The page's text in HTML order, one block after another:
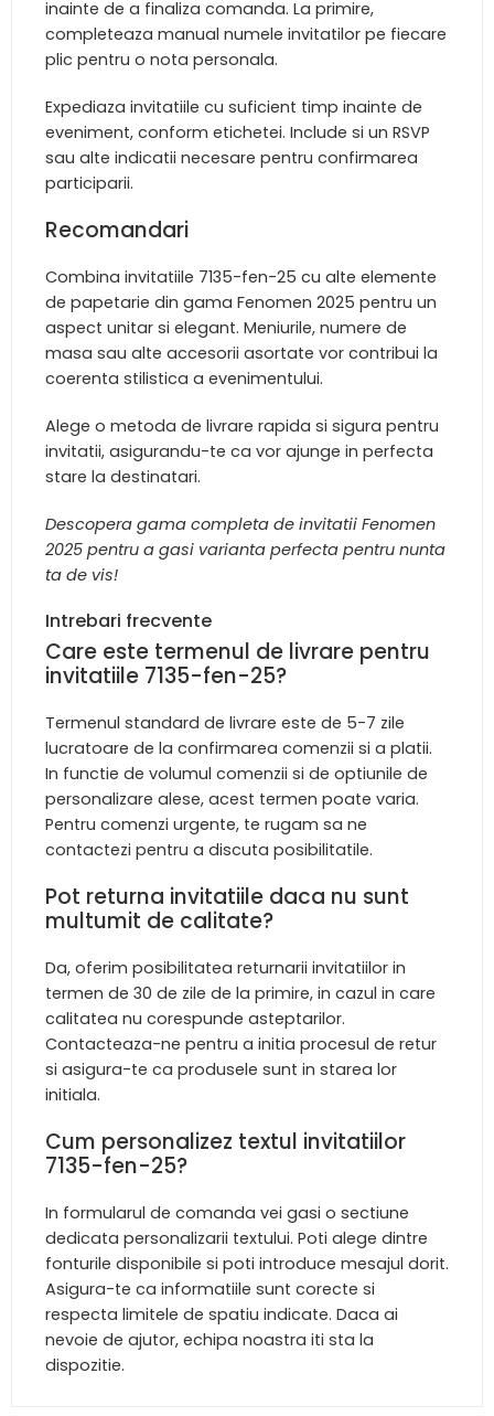
inainte de a finaliza comanda. La primire,
completeaza manual numele invitatilor pe fiecare
plic pentru o nota personala.
Expediaza invitatiile cu suficient timp inainte de
eveniment, conform etichetei. Include si un RSVP
sau alte indicatii necesare pentru confirmarea
participarii.
Recomandari
Combina invitatiile 7135-fen-25 cu alte elemente
de papetarie din gama Fenomen 2025 pentru un
aspect unitar si elegant. Meniurile, numere de
masa sau alte accesorii asortate vor contribui la
coerenta stilistica a evenimentului.
Alege o metoda de livrare rapida si sigura pentru
invitatii, asigurandu-te ca vor ajunge in perfecta
stare la destinatari.
Descopera gama completa de invitatii Fenomen
2025 pentru a gasi varianta perfecta pentru nunta
ta de vis!
Intrebari frecvente
Care este termenul de livrare pentru
invitatiile 7135-fen-25?
Termenul standard de livrare este de 5-7 zile
lucratoare de la confirmarea comenzii si a platii.
In functie de volumul comenzii si de optiunile de
personalizare alese, acest termen poate varia.
Pentru comenzi urgente, te rugam sa ne
contactezi pentru a discuta posibilitatile.
Pot returna invitatiile daca nu sunt
multumit de calitate?
Da, oferim posibilitatea returnarii invitatiilor in
termen de 30 de zile de la primire, in cazul in care
calitatea nu corespunde asteptarilor.
Contacteaza-ne pentru a initia procesul de retur
si asigura-te ca produsele sunt in starea lor
initiala.
Cum personalizez textul invitatiilor
7135-fen-25?
In formularul de comanda vei gasi o sectiune
dedicata personalizarii textului. Poti alege dintre
fonturile disponibile si poti introduce mesajul dorit.
Asigura-te ca informatiile sunt corecte si
respecta limitele de spatiu indicate. Daca ai
nevoie de ajutor, echipa noastra iti sta la
dispozitie.